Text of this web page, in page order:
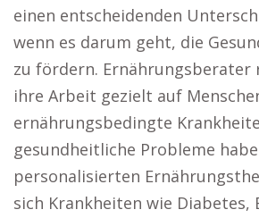
einen entscheidenden
wenn es darum geht, die
zu fördern. Ernährungsberater
ihre Arbeit gezielt auf
ernährungsbedingte
gesundheitliche Probleme
personalisierten
sich Krankheiten wie Diabetes,